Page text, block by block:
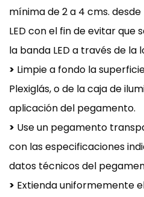
mínima de 2 a 4 cms.
LED con el fin de evitar que
la banda LED a través de la
> Limpie a fondo la
Plexiglás, o de la caja de
aplicación del pegamento.
> Use un pegamento
con las especificaciones
datos técnicos del
> Extienda uniformemente